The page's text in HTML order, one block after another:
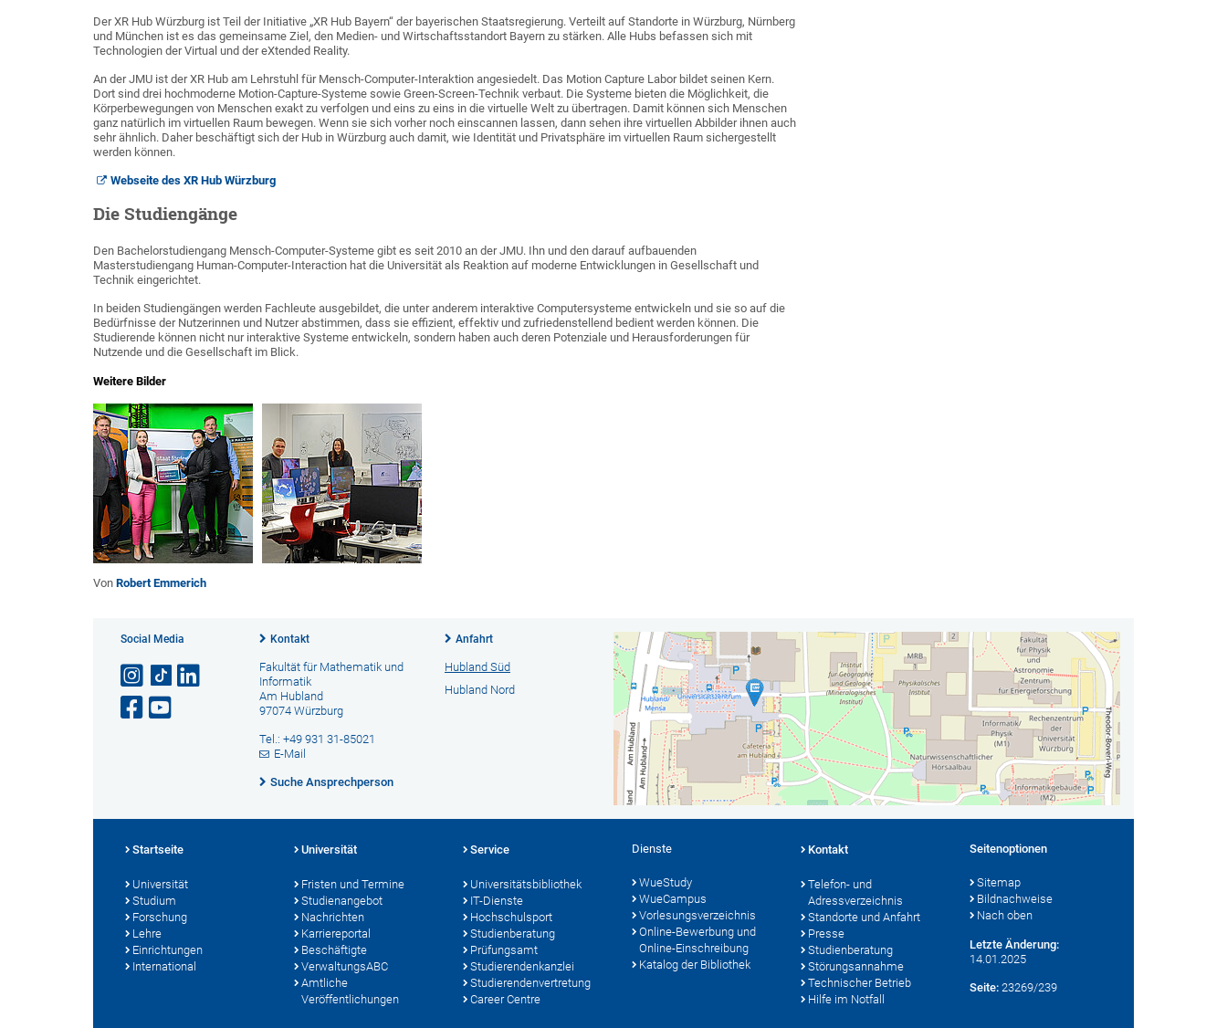
Der XR Hub Würzburg ist Teil der Initiative „XR Hub Bayern“ der bayerischen Staatsregierung. Verteilt auf Standorte in Würzburg, Nürnberg
und München ist es das gemeinsame Ziel, den Medien- und Wirtschaftsstandort Bayern zu stärken. Alle Hubs befassen sich mit
Technologien der Virtual und der eXtended Reality.
An der JMU ist der XR Hub am Lehrstuhl für Mensch-Computer-Interaktion angesiedelt. Das Motion Capture Labor bildet seinen Kern.
Dort sind drei hochmoderne Motion-Capture-Systeme sowie Green-Screen-Technik verbaut. Die Systeme bieten die Möglichkeit, die
Körperbewegungen von Menschen exakt zu verfolgen und eins zu eins in die virtuelle Welt zu übertragen. Damit können sich Menschen
ganz natürlich im virtuellen Raum bewegen. Wenn sie sich vorher noch einscannen lassen, dann sehen ihre virtuellen Abbilder ihnen auch
sehr ähnlich. Daher beschäftigt sich der Hub in Würzburg auch damit, wie Identität und Privatsphäre im virtuellen Raum sichergestellt
werden können.
Webseite des XR Hub Würzburg
Die Studiengänge
Den Bachelorstudiengang Mensch-Computer-Systeme gibt es seit 2010 an der JMU. Ihn und den darauf aufbauenden
Masterstudiengang Human-Computer-Interaction hat die Universität als Reaktion auf moderne Entwicklungen in Gesellschaft und
Technik eingerichtet.
In beiden Studiengängen werden Fachleute ausgebildet, die unter anderem interaktive Computersysteme entwickeln und sie so auf die
Bedürfnisse der Nutzerinnen und Nutzer abstimmen, dass sie effizient, effektiv und zufriedenstellend bedient werden können. Die
Studierende können nicht nur interaktive Systeme entwickeln, sondern haben auch deren Potenziale und Herausforderungen für
Nutzende und die Gesellschaft im Blick.
Weitere Bilder
Von Robert Emmerich
Social Media Kontakt
Fakultät für Mathematik und
Informatik
Am Hubland
97074 Würzburg
Tel.: +49 931 31-85021
E-Mail
Suche Ansprechperson
Anfahrt
Hubland Süd
Hubland Nord
Startseite
Universität
Studium
Forschung
Lehre
Einrichtungen
International
Universität
Fristen und Termine
Studienangebot
Nachrichten
Karriereportal
Beschäftigte
VerwaltungsABC
Amtliche
Veröffentlichungen
Service
Universitätsbibliothek
IT-Dienste
Hochschulsport
Studienberatung
Prüfungsamt
Studierendenkanzlei
Studierendenvertretung
Career Centre
Dienste
WueStudy
WueCampus
Vorlesungsverzeichnis
Online-Bewerbung und
Online-Einschreibung
Katalog der Bibliothek
Kontakt
Telefon- und
Adressverzeichnis
Standorte und Anfahrt
Presse
Studienberatung
Störungsannahme
Technischer Betrieb
Hilfe im Notfall
Seitenoptionen
Sitemap
Bildnachweise
Nach oben
Letzte Änderung:
14.01.2025
Seite: 23269/239